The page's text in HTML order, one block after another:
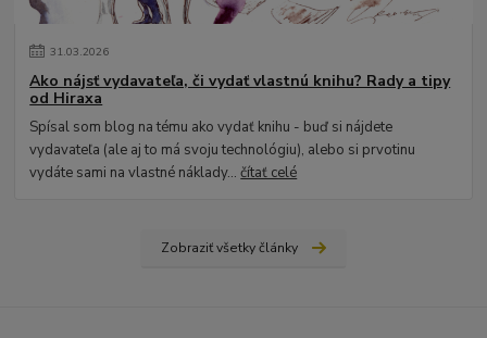
31.03.2026
Ako nájsť vydavateľa, či vydať vlastnú knihu? Rady a tipy
od Hiraxa
Spísal som blog na tému ako vydať knihu - buď si nájdete
vydavateľa (ale aj to má svoju technológiu), alebo si prvotinu
vydáte sami na vlastné náklady...čítať celé
Zobraziť všetky články